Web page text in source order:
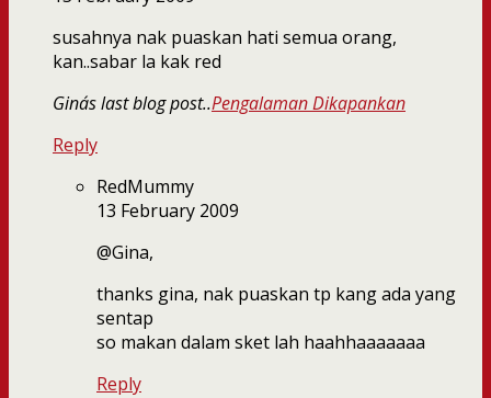
susahnya nak puaskan hati semua orang,
kan..sabar la kak red
Gina´s last blog post..Pengalaman Dikapankan
Reply
RedMummy
13 February 2009
@Gina,
thanks gina, nak puaskan tp kang ada yang
sentap
so makan dalam sket lah haahhaaaaaaa
Reply